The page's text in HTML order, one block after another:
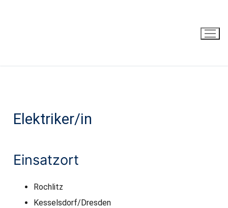
Elektriker/in
Einsatzort
Rochlitz
Kesselsdorf/Dresden